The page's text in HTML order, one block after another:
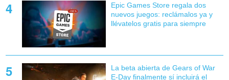
Epic Games Store regala dos
nuevos juegos: reclámalos ya y
llévatelos gratis para siempre
La beta abierta de Gears of War
E-Day finalmente sí incluirá el